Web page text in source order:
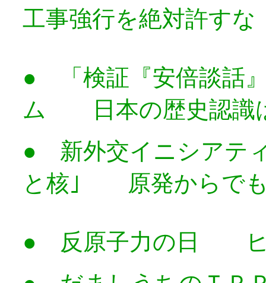
工事強行を絶対許すな
● 「検証『安倍談話
ム 日本の歴史認識
● 新外交イニシアテ
と核｣ 原発からでも
● 反原子力の日 ヒ